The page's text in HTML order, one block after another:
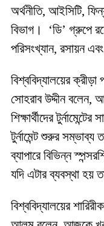
অর্থনীতি, আইসিটি,
বিভাগ। ‘ডি’ গ্রুপে
পরিসংখ্যান, রসায়ন এবং
বিশ্ববিদ্যালয়ের
সোহরাব উদ্দীন বলেন,
শিক্ষার্থীদের
টুর্নামেন্ট শুরুর
ব্যাপারে বিভিন্ন
যদি এটার ব্যবস্থা হয়
বিশ্ববিদ্যালয়ের